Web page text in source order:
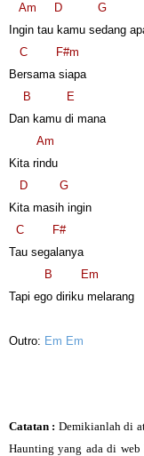
Am D
G
Ingin tau kamu sedang
C
F#m
Bersama siapa
B
E
Dan kamu di mana
Am
Kita rindu
D
G
Kita masih ingin
C
F#
Tau segalanya
B
Em
Tapi ego diriku melarang
Outro: Em Em
Catatan : Demikianlah di
Hauntingyang ada di